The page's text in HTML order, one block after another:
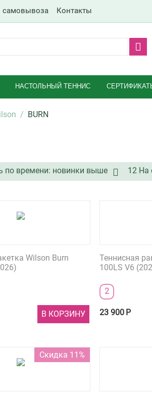
самовывоза Контакты
НАСТОЛЬНЫЙ ТЕННИС
/ BURN
по времени: новинки выше 12 На
Wilson Burn
В КОРЗИНУ
Теннисная
100LS V6
2
23 900 Р
Скидка 11%